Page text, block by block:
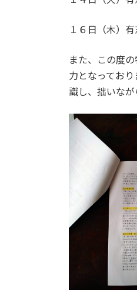
１６日（木）
また、この度
力となってお
識し、拙いなが